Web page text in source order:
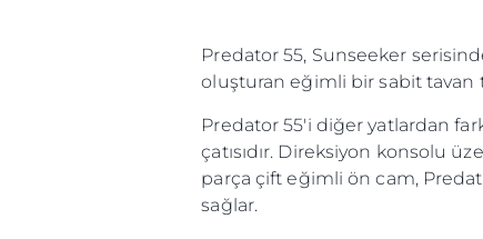
Predator 55, Sunseeker
oluşturan eğimli bir sabit tavan
Predator 55'i diğer yatlardan
çatısıdır. Direksiyon konsolu
parça çift eğimli ön cam,
sağlar.